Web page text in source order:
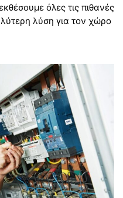
όλες τις πιθανές
λύση για τον χώρο